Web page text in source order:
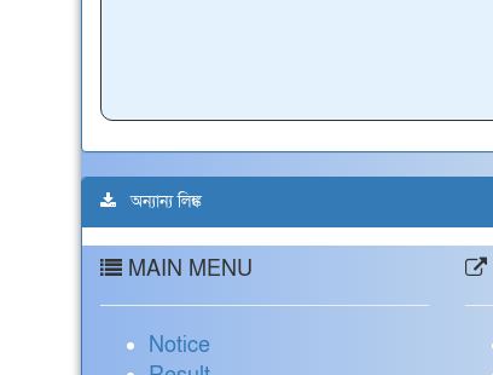
অন্যান্য লিঙ্ক
MAIN MENU
Notice